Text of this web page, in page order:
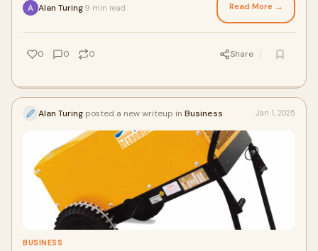
Alan Turing 9 min read Read More →
0 0 0 Share
Alan Turing posted a new writeup in Business Jan 1, 2025
BUSINESS